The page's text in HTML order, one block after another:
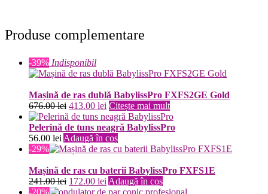
Produse complementare
-39% Indisponibil
Mașină de ras dublă BabylissPro FXFS2GE Gold
676.00lei Prețul
inițial
a
fost:
676.00 lei.
413.00 lei Prețul
curent
este:
413.00 lei.
Citește mai mult
Pelerină de tuns neagră BabylissPro
56.00 leiAdaugă în coș
-29%
Mașină de ras cu baterii BabylissPro FXFS1E
241.00lei Prețul
inițial
172.00 lei Prețul
curent
Adaugă în coș